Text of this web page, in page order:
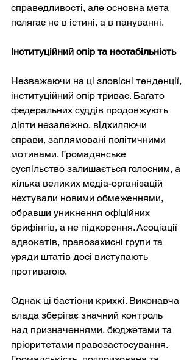
справедливості, але основна мета
полягає не в істині, а в пануванні.
Інституційний опір та нестабільність
Незважаючи на ці зловісні тенденції,
інституційний опір триває. Багато
федеральних суддів продовжують
діяти незалежно, відхиляючи
справи, заплямовані політичними
мотивами. Громадянське
суспільство залишається голосним, а
кілька великих медіа-організацій
нехтували новими обмеженнями,
обравши уникнення офіційних
брифінгів, а не підкорення. Асоціації
адвокатів, правозахисні групи та
уряди штатів досі виступають
противагою.
Однак ці бастіони крихкі. Виконавча
влада зберігає значний контроль
над призначеннями, бюджетами та
пріоритетами правозастосування.